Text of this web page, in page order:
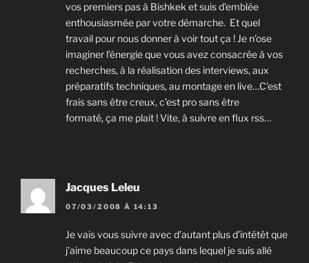
vos premiers pas à Bishkek et suis d’emblée
enthousiasmée par votre démarche. Et quel
travail pour nous donner à voir tout ça ! Je n’ose
imaginer l’énergie que vous avez consacrée à vos
recherches, à la réalisation des interviews, aux
préparatifs techniques, au montage en live…C’est
frais sans être creux, c’est pro sans être
formaté, ça me plait ! Vite, à suivre en flux rss…
Jacques Leleu
07/03/2008 À 14:13
Je vais vous suivre avec d’autant plus d’intétêt que
j’aime beaucoup ce pays dans lequel je suis allé